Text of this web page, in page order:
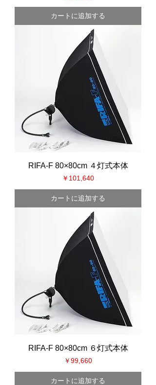
カートに追加する
RIFA-F 80×80cm ４灯式本体
価格
￥101,640
カートに追加する
RIFA-F 80×80cm ６灯式本体
価格
￥99,660
カートに追加する